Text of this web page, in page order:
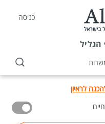
כניסה
הגליל
הכנה לראיון